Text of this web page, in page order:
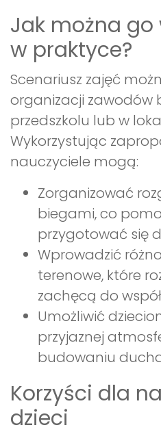
Jak można go
w praktyce?
Scenariusz zajęć
organizacji zawodów
przedszkolu lub w
Wykorzystując
nauczyciele mogą:
Zorganizować
biegami, co
przygotować się
Wprowadzić
terenowe, które
zachęcą do
Umożliwić
przyjaznej
budowaniu
Korzyści dla
dzieci